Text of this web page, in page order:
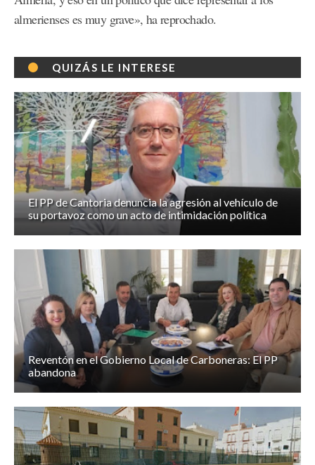
almerienses es muy grave», ha reprochado.
QUIZÁS LE INTERESE
El PP de Cantoria denuncia la agresión al vehículo de
su portavoz como un acto de intimidación política
Reventón en el Gobierno Local de Carboneras: El PP
abandona